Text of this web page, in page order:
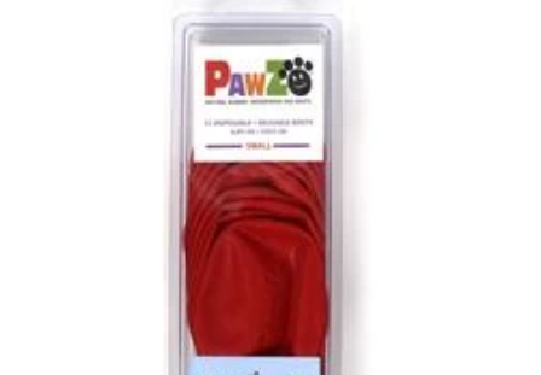
TIL HUNDEN
TIL HUNDEFØREREN
TIL BILEN
FODER & FODER